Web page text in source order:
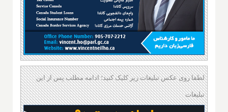
لطفا روی عکس تبلیغات زیر کلیک کنید؛ ادامه مطلب پس از این
تبلیغات